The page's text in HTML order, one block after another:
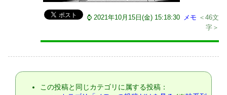
⌚ 2021年10月15日(金) 15:18:30 メモ ＜46文
字＞
この投稿と同じカテゴリに属する投稿：